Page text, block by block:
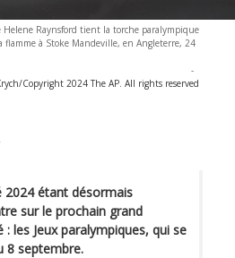
Raynsford tient la torche paralympique
flamme à Stoke Mandeville, en Angleterre, 24
-
Copyright 2024 The AP. All rights reserved
2024 étant désormais
sur le prochain grand
les Jeux paralympiques, qui se
8 septembre.